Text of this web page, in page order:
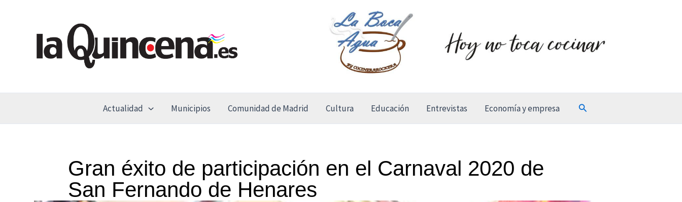
contenido
Actualidad Municipios Comunidad de Madrid Cultura Educación Entrevistas Economía y empresa Buscar
Gran éxito de participación en el Carnaval 2020 de
San Fernando de Henares